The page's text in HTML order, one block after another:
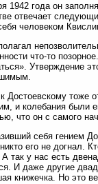
1942 года он
отвечает
человеком
что-то
Утверждение
Достоевскому тоже
и колебания были
что он с самого
себя гением
его не догнал.
так у нас есть
И даже другие
книжечка. Но это